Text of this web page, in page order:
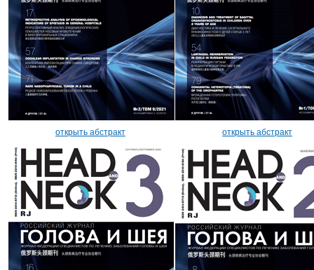
открыть абстракт открыть абстракт